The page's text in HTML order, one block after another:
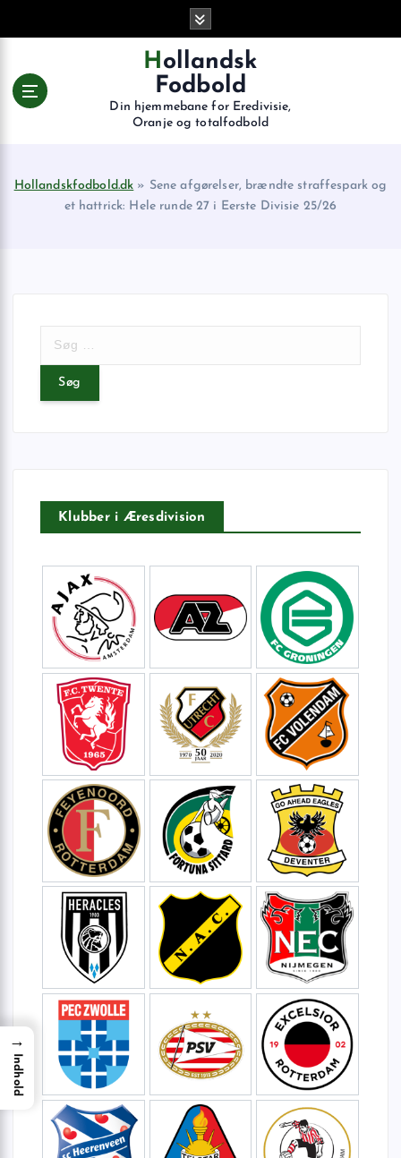
Hollandsk
Fodbold
Din hjemmebane for Eredivisie,
Oranje og totalfodbold
Hollandskfodbold.dk » Sene afgørelser, brændte straffespark og
et hattrick: Hele runde 27 i Eerste Divisie 25/26
:
Klubber i Æresdivision
→
Indhold